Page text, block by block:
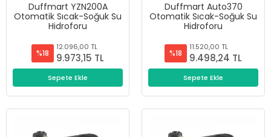
Duffmart YZN200A
Otomatik Sıcak-Soğuk Su
Hidroforu
%18
12.096,00 TL
9.973,15 TL
Sepete Ekle
Duffmart Auto370
Otomatik Sıcak-Soğuk Su
Hidroforu
%18
11.520,00 TL
9.498,24 TL
Sepete Ekle